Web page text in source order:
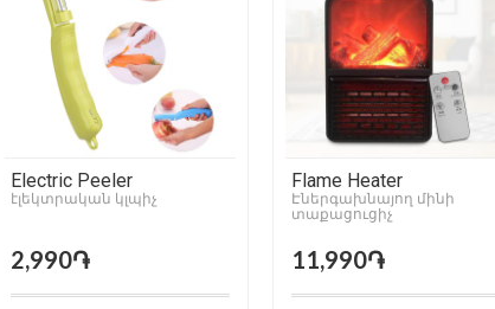
Electric Peeler
էլեկտրական կլպիչ
2,990֏
Flame Heater
Էներգախնայող մինի
տաքացուցիչ
11,990֏